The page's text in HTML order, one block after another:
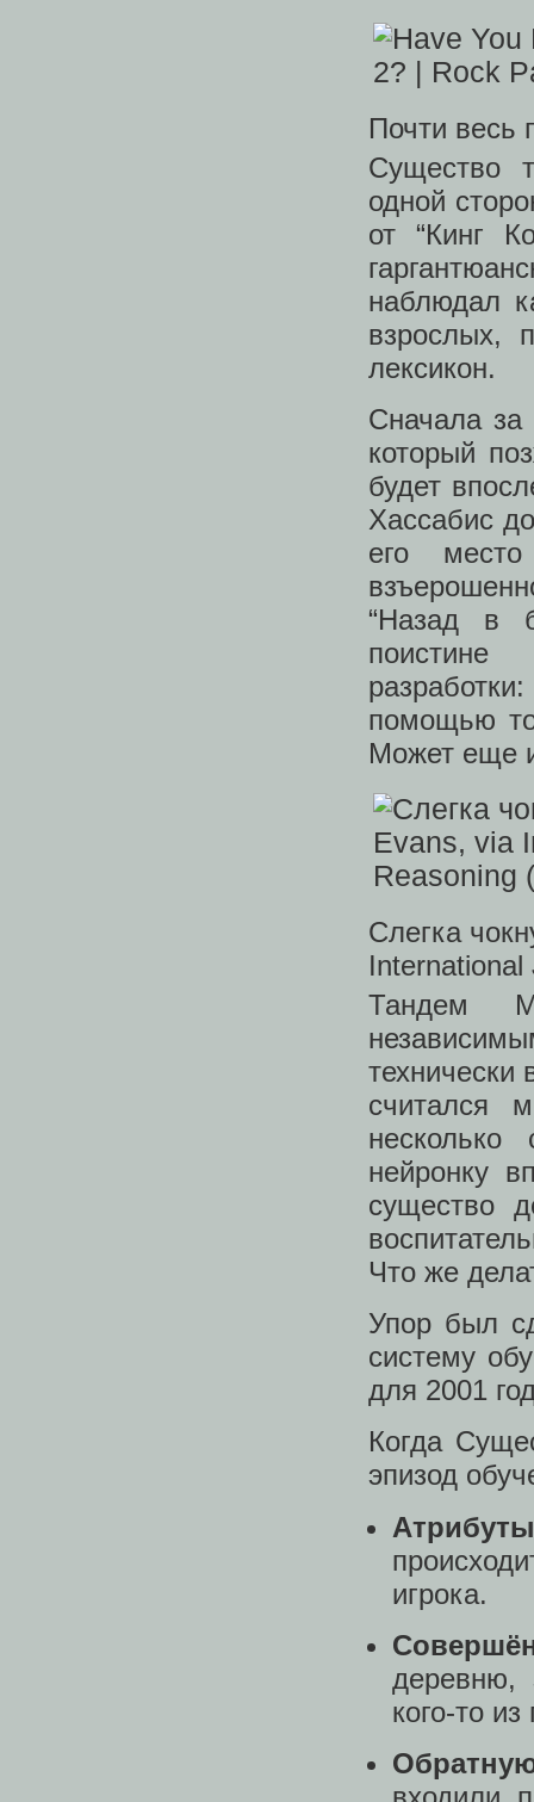
Почти весь
Существо
одной
от “Кинг
наблюдал
взрослых,
лексикон.
Сначала
который
будет
Хассабис
его
“Назад в
поистине
помощью
Может еще
Слегка
Тандем
технически
считался
нейронку
существо
Что же
Упор был
систему
для 2001
Когда
эпизод
игрока.
деревню,
кого-то